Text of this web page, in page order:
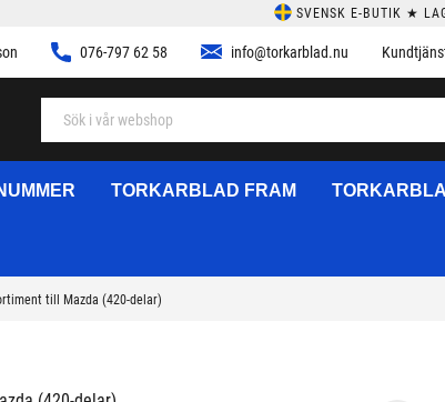
SVENSK E-BUTIK ★
076-797 62 58 info@torkarblad.nu
TORKARBLAD FRAM
till Mazda (420-delar)